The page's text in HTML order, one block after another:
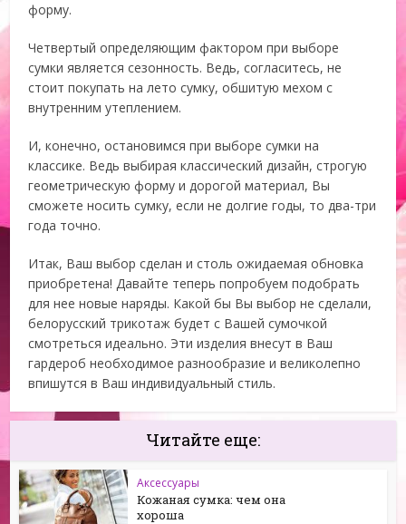
форму.
Четвертый определяющим фактором при выборе
сумки является сезонность. Ведь, согласитесь, не
стоит покупать на лето сумку, обшитую мехом с
внутренним утеплением.
И, конечно, остановимся при выборе сумки на
классике. Ведь выбирая классический дизайн, строгую
геометрическую форму и дорогой материал, Вы
сможете носить сумку, если не долгие годы, то два-три
года точно.
Итак, Ваш выбор сделан и столь ожидаемая обновка
приобретена! Давайте теперь попробуем подобрать
для нее новые наряды. Какой бы Вы выбор не сделали,
белорусский трикотаж будет с Вашей сумочкой
смотреться идеально. Эти изделия внесут в Ваш
гардероб необходимое разнообразие и великолепно
впишутся в Ваш индивидуальный стиль.
Читайте еще:
Аксессуары
Кожаная сумка: чем она
хороша